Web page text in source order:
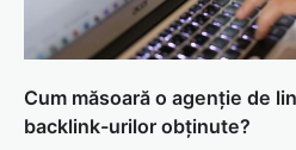
Cum măsoară o agenție de
backlink-urilor obținute?